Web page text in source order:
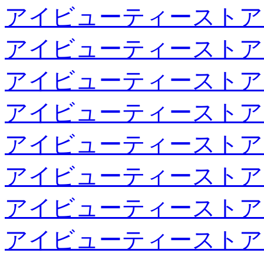
アイビューティースト
アイビューティースト
アイビューティースト
アイビューティースト
アイビューティースト
アイビューティースト
アイビューティースト
アイビューティースト